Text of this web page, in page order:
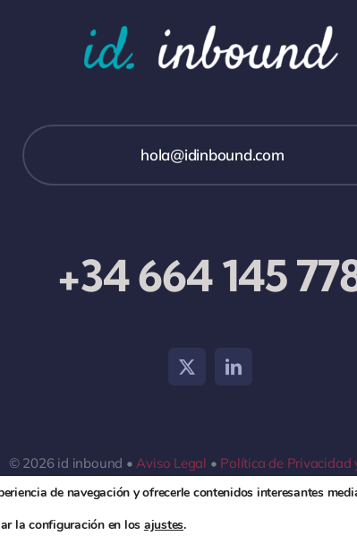
hola@idinbound.com
+34 664 145
© 2026 id inbound •Aviso Legal • Política de Privacidad
de navegación y ofrecerle contenidos interesantes
la configuración en los ajustes.